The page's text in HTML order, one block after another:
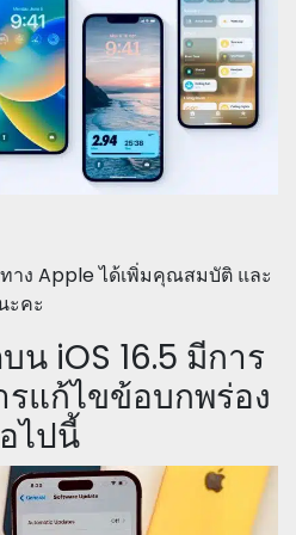
าง Apple ได้เพิ่มคุณสมบัติ และ
ะคะ
น iOS 16.5 มีการ
แก้ไขข้อบกพร่อง
ไปนี้